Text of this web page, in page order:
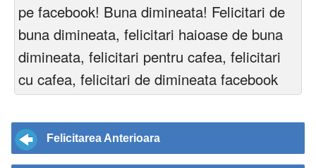
pe facebook! Buna dimineata! Felicitari de
buna dimineata, felicitari haioase de buna
dimineata, felicitari pentru cafea, felicitari
cu cafea, felicitari de dimineata facebook
Felicitarea Anterioara